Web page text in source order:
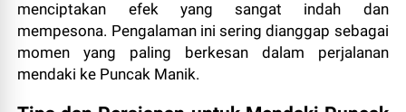
menciptakan efek yang sangat indah dan
mempesona. Pengalaman ini sering dianggap sebagai
momen yang paling berkesan dalam perjalanan
mendaki ke Puncak Manik.